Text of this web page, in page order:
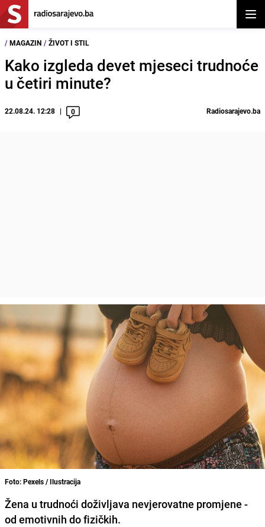
/ MAGAZIN / ŽIVOT I STIL
Kako izgleda devet mjeseci trudnoće
u četiri minute?
22.08.24. 12:28 0 Radiosarajevo.ba
Foto: Pexels / Ilustracija
Žena u trudnoći doživljava nevjerovatne promjene -
od emotivnih do fizičkih.